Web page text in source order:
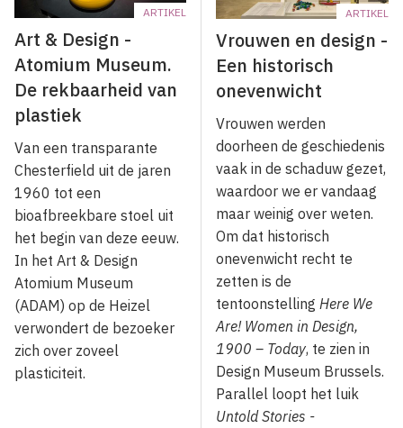
ARTIKEL
Art & Design -
Atomium Museum.
De rekbaarheid van
plastiek
Van een transparante
Chesterfield uit de jaren
1960 tot een
bioafbreekbare stoel uit
het begin van deze eeuw.
In het Art & Design
Atomium Museum
(ADAM) op de Heizel
verwondert de bezoeker
zich over zoveel
plasticiteit.
ARTIKEL
Vrouwen en design -
Een historisch
onevenwicht
Vrouwen werden
doorheen de geschiedenis
vaak in de schaduw gezet,
waardoor we er vandaag
maar weinig over weten.
Om dat historisch
onevenwicht recht te
zetten is de
tentoonstelling Here We
Are! Women in Design,
1900 – Today, te zien in
Design Museum Brussels.
Parallel loopt het luik
Untold Stories -